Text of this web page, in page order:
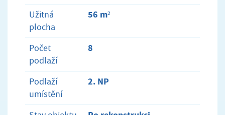
Užitná
plocha
56 m²
Počet
podlaží
8
Podlaží
umístění
2. NP